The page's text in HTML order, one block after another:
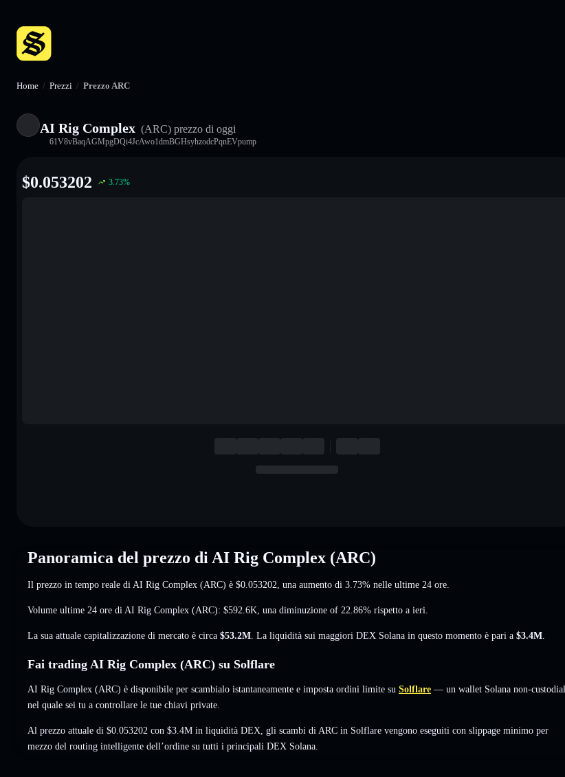
Home / Prezzi / Prezzo ARC
AI Rig Complex (ARC) prezzo di oggi
61V8vBaqAGMpgDQi4JcAwo1dmBGHsyhzodcPqnEVpump
$0.053202 3.73%
Panoramica del prezzo di AI Rig Complex (ARC)
Il prezzo in tempo reale di AI Rig Complex (ARC) è $0.053202 , una aumento di 3.73% nelle ultime 24 ore.
Volume ultime 24 ore di AI Rig Complex (ARC): $592.6K una diminuzione of 22.86% rispetto a ieri.
La sua attuale capitalizzazione di mercato è circa $53.2M . La liquidità sui maggiori DEX Solana in questo momento è pari a $3.4M
Fai trading AI Rig Complex (ARC) su Solflare
AI Rig Complex (ARC) è disponibile per scambialo istantaneamente e imposta ordini limite su Solflare — un wallet Solana non-custodial
nel quale sei tu a controllare le tue chiavi private.
Al prezzo attuale di $0.053202 con $3.4M in liquidità DEX, gli scambi di ARC in Solflare vengono eseguiti con slippage minimo per
mezzo del routing intelligente dell’ordine su tutti i principali DEX Solana.